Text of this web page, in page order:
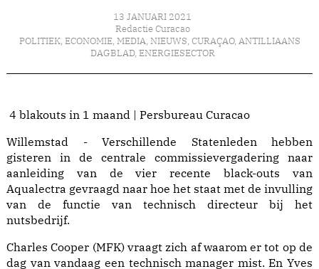
13 JANUARI 2021
Redactie Curacao
POLITIEK, ECONOMIE, MEDIA, NIEUWS, CURAÇAO, ANTILLIAANS
DAGBLAD, ENERGIESECTOR
4 blakouts in 1 maand | Persbureau Curacao
Willemstad - Verschillende Statenleden hebben
gisteren in de centrale commissievergadering naar
aanleiding van de vier recente black-outs van
Aqualectra gevraagd naar hoe het staat met de invulling
van de functie van technisch directeur bij het
nutsbedrijf.
Charles Cooper (MFK) vraagt zich af waarom er tot op de
dag van vandaag een technisch manager mist. En Yves